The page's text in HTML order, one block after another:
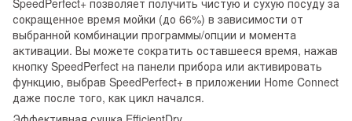
сокращенное время мойки (до 66%) в зависимости от
выбранной комбинации программы/опции и момента
активации. Вы можете сократить оставшееся время, нажав
кнопку SpeedPerfect на панели прибора или активировать
функцию, выбрав SpeedPerfect+ в приложении Home Connect
даже после того, как цикл начался.